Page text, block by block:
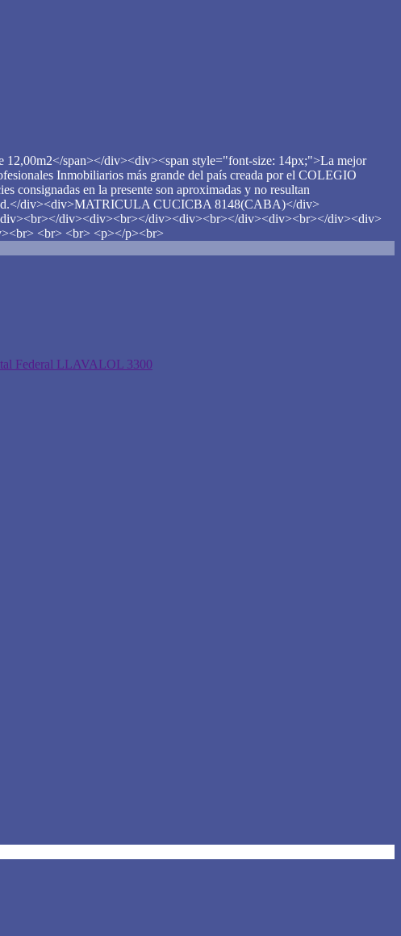
12,00m2</span></div><div><span style="font-size: 14px;">La mejor
Inmobiliarios más grande del país creada por el COLEGIO
en la presente son aproximadas y no resultan
div><div>MATRICULA CUCICBA 8148(CABA)</div>
div><div><br></div><div><br></div><div><br></div><div>
<br> <br> <p></p><br>